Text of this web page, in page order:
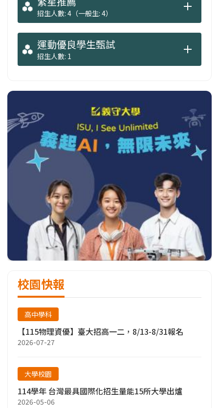
招生人數: 4（一般生: 4）
運動優良學生甄試
招生人數: 1
校園快報
高中學科
【115物理資優】臺大招高一二，8/13-8/31報名
2026-07-27
大學校園
114學年 台灣最具國際化招生量能15所大學出爐
2026-05-06